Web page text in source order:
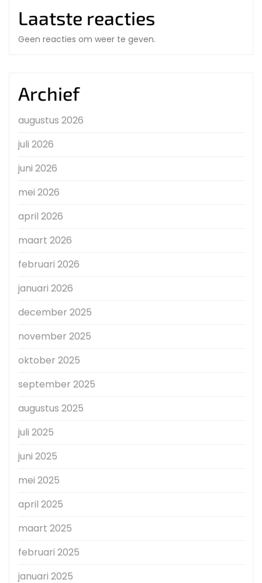
Laatste reacties
Geen reacties om weer te geven.
Archief
augustus 2026
juli 2026
juni 2026
mei 2026
april 2026
maart 2026
februari 2026
januari 2026
december 2025
november 2025
oktober 2025
september 2025
augustus 2025
juli 2025
juni 2025
mei 2025
april 2025
maart 2025
februari 2025
januari 2025